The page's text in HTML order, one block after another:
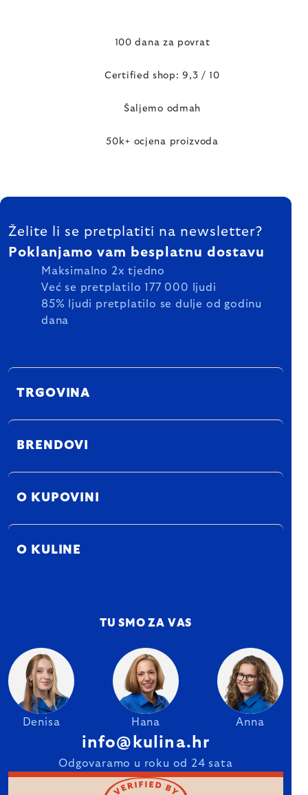
100 dana za povrat
Certified shop: 9,3 / 10
Šaljemo odmah
50k+ ocjena proizvoda
FOOTER
Želite li se pretplatiti na newsletter?
Poklanjamo vam besplatnu dostavu
Maksimalno 2x tjedno
Već se pretplatilo 177 000 ljudi
85% ljudi pretplatilo se dulje od godinu
dana
TRGOVINA
BRENDOVI
O KUPOVINI
O KULINE
TU SMO ZA VAS
Denisa Hana Anna
info@kulina.hr
Odgovaramo u roku od 24 sata